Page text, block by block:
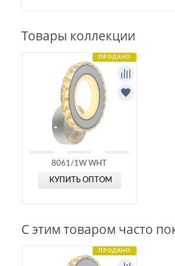
Товары коллекции
ПРОДАНО
8061/1W WHT
КУПИТЬ ОПТОМ
С этим товаром часто
ПРОДАНО